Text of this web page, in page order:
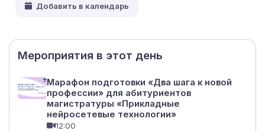
Мероприятия в этот день
Марафон подготовки «Два шага к новой
профессии» для абитуриентов
магистратуры «Прикладные
нейросетевые технологии»
12:00
Добавить в календарь